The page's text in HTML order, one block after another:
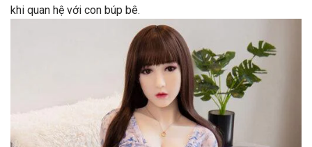
khi quan hệ với con búp bê.